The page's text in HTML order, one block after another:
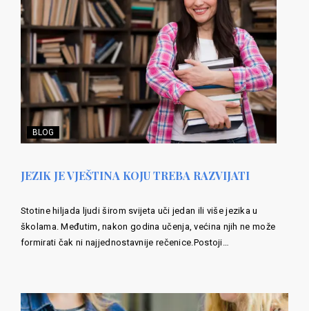
BLOG
JEZIK JE VJEŠTINA KOJU TREBA RAZVIJATI
Stotine hiljada ljudi širom svijeta uči jedan ili više jezika u
školama. Međutim, nakon godina učenja, većina njih ne može
formirati čak ni najjednostavnije rečenice.Postoji…